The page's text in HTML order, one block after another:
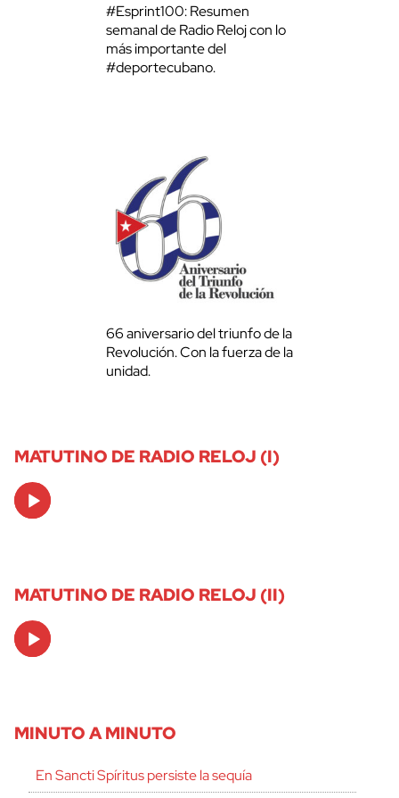
#Esprint100: Resumen
semanal de Radio Reloj con lo
más importante del
#deportecubano.
66 aniversario del triunfo de la
Revolución. Con la fuerza de la
unidad.
MATUTINO DE RADIO RELOJ (I)
Audio
Player
MATUTINO DE RADIO RELOJ (II)
Audio
Player
MINUTO A MINUTO
En Sancti Spíritus persiste la sequía